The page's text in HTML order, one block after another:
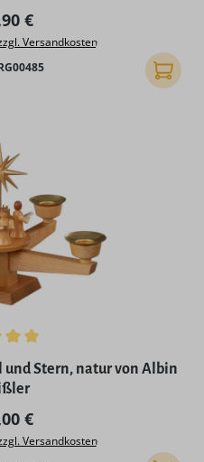
Preis:
€
Versandkosten
In den
von 5 von 5 Sternen
Stern, natur von Albin
Preis:
€
Versandkosten